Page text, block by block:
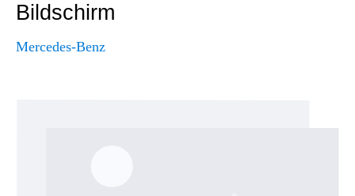
Bildschirm
Mercedes-Benz